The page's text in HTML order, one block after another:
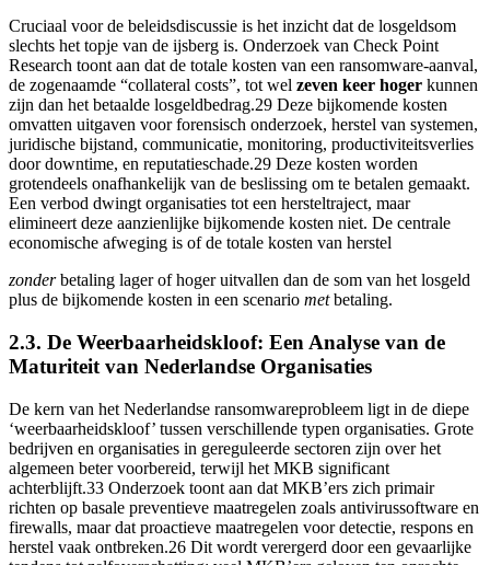
Cruciaal voor de beleidsdiscussie is het inzicht dat de losgeldsom
slechts het topje van de ijsberg is. Onderzoek van Check Point
Research toont aan dat de totale kosten van een ransomware-aanval,
de zogenaamde “collateral costs”, tot wel zeven keer hoger kunnen
zijn dan het betaalde losgeldbedrag.29 Deze bijkomende kosten
omvatten uitgaven voor forensisch onderzoek, herstel van systemen,
juridische bijstand, communicatie, monitoring, productiviteitsverlies
door downtime, en reputatieschade.29 Deze kosten worden
grotendeels onafhankelijk van de beslissing om te betalen gemaakt.
Een verbod dwingt organisaties tot een hersteltraject, maar
elimineert deze aanzienlijke bijkomende kosten niet. De centrale
economische afweging is of de totale kosten van herstel
zonderbetaling lager of hoger uitvallen dan de som van het losgeld
plus de bijkomende kosten in een scenario metbetaling.
2.3. De Weerbaarheidskloof: Een Analyse van de
Maturiteit van Nederlandse Organisaties
De kern van het Nederlandse ransomwareprobleem ligt in de diepe
‘weerbaarheidskloof’ tussen verschillende typen organisaties. Grote
bedrijven en organisaties in gereguleerde sectoren zijn over het
algemeen beter voorbereid, terwijl het MKB significant
achterblijft.33 Onderzoek toont aan dat MKB’ers zich primair
richten op basale preventieve maatregelen zoals antivirussoftware en
firewalls, maar dat proactieve maatregelen voor detectie, respons en
herstel vaak ontbreken.26 Dit wordt verergerd door een gevaarlijke